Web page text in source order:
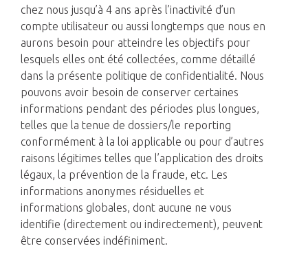
chez nous jusqu’à 4 ans après l’inactivité d’un
compte utilisateur ou aussi longtemps que nous en
aurons besoin pour atteindre les objectifs pour
lesquels elles ont été collectées, comme détaillé
dans la présente politique de confidentialité. Nous
pouvons avoir besoin de conserver certaines
informations pendant des périodes plus longues,
telles que la tenue de dossiers/le reporting
conformément à la loi applicable ou pour d’autres
raisons légitimes telles que l’application des droits
légaux, la prévention de la fraude, etc. Les
informations anonymes résiduelles et
informations globales, dont aucune ne vous
identifie (directement ou indirectement), peuvent
être conservées indéfiniment.